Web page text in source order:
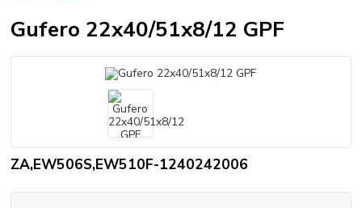
Gufero 22x40/51x8/12 GPF
ZA,EW506S,EW510F-1240242006